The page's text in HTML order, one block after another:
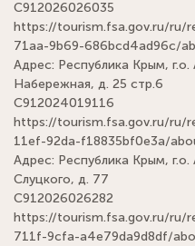
С912026026035
https://tourism.fsa.gov.ru/ru/
71aa-9b69-686bcd4ad96c/
Адрес: Республика Крым, г.о.
Набережная, д. 25 стр.6
С912024019116
https://tourism.fsa.gov.ru/
11ef-92da-f18835bf0e3a/
Адрес: Республика Крым, г.о.
Слуцкого, д. 77
С912026026282
https://tourism.fsa.gov.ru/
711f-9cfa-a4e79da9d8df/